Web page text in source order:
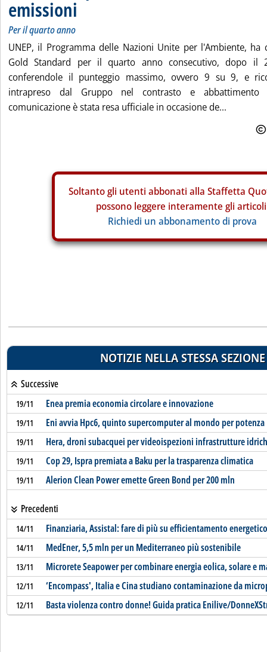
emissioni
Per il quarto anno
UNEP, il Programma delle Nazioni Unite per l'Ambiente, ha
Gold Standard per il quarto anno consecutivo, dopo il
conferendole il punteggio massimo, ovvero 9 su 9, e
intrapreso dal Gruppo nel contrasto e abbattimento
comunicazione è stata resa ufficiale in occasione de...
Soltanto gli utenti abbonati alla Staffetta
possono leggere interamente gli
Richiedi un abbonamento di prova
NOTIZIE NELLA STESSA SEZIONE
Successive
19/11 Enea premia economia circolare e innovazione
19/11 Eni avvia Hpc6, quinto supercomputer al mondo per potenza
19/11 Hera, droni subacquei per videoispezioni infrastrutture
19/11 Cop 29, Ispra premiata a Baku per la trasparenza climatica
19/11 Alerion Clean Power emette Green Bond per 200 mln
Precedenti
14/11 Finanziaria, Assistal: fare di più su efficientamento
14/11 MedEner, 5,5 mln per un Mediterraneo più sostenibile
13/11 Microrete Seapower per combinare energia eolica, solare e
12/11 ‘Encompass', Italia e Cina studiano contaminazione da
12/11 Basta violenza contro donne! Guida pratica Enilive/